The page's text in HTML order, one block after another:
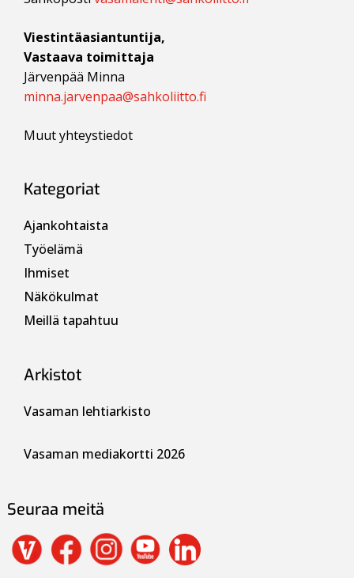
Viestintäasiantuntija,
Vastaava toimittaja
Järvenpää Minna
minna.jarvenpaa@sahkoliitto.fi
Muut yhteystiedot
Kategoriat
Ajankohtaista
Työelämä
Ihmiset
Näkökulmat
Meillä tapahtuu
Arkistot
Vasaman lehtiarkisto
Vasaman mediakortti 2026
Seuraa meitä